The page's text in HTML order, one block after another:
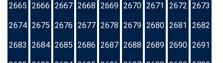
2665 2666 2667 2668 2669 2670 2671 2672 2673
2674 2675 2676 2677 2678 2679 2680 2681 2682
2683 2684 2685 2686 2687 2688 2689 2690 2691